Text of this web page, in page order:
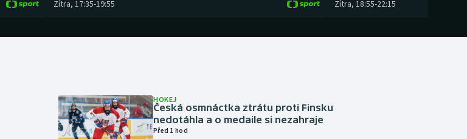
Zítra, 17:35-19:55 Zítra, 18:55-22:15
HOKEJ
Česká osmnáctka ztrátu proti Finsku
nedotáhla a o medaile si nezahraje
Před 1 hod